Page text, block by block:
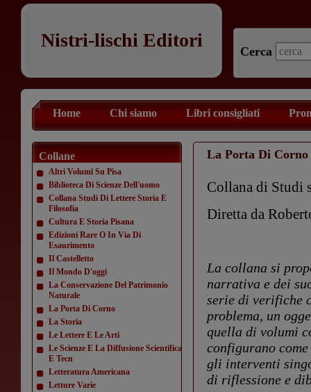
Nistri-lischi Editori
Cerca
Home Chi siamo Libri consigliati
Collane
Altri Volumi Su Pisa
Biblioteca Di Scienze Dell'uomo
Collana Studi Di Lettere Storia E
Filosofia
Cultura E Storia Pisana
Edizioni Rare O In Via Di
Esaurimento
Il Castelletto
Il Mondo D'oggi
La Conservazione Del Patrimonio
Naturale
La Porta Di Corno
La Storia
Le Lettere E Le Arti
Le Scienze E La Diffusione Scientifica
E Tecn
Letteratura Americana
Letture Varie
La Porta Di Corno
Collana di Studi
Diretta da
La collana si
narrativa e dei
serie di verifiche
problema, un
quella di volumi
configurano
gli interventi
di riflessione e